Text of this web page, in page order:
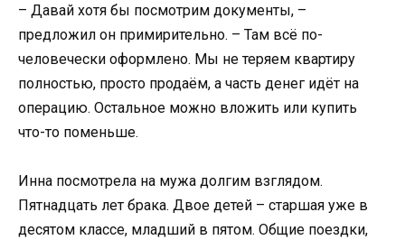
– Давай хотя бы посмотрим документы, –
предложил он примирительно. – Там всё по-
человечески оформлено. Мы не теряем квартиру
полностью, просто продаём, а часть денег идёт на
операцию. Остальное можно вложить или купить
что-то поменьше.
Инна посмотрела на мужа долгим взглядом.
Пятнадцать лет брака. Двое детей – старшая уже в
десятом классе, младший в пятом. Общие поездки,